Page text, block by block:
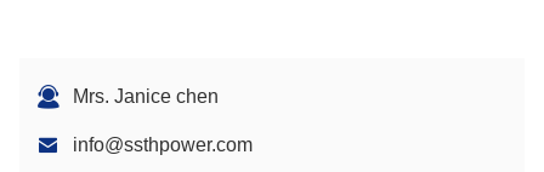
Mrs. Janice chen
info@ssthpower.com